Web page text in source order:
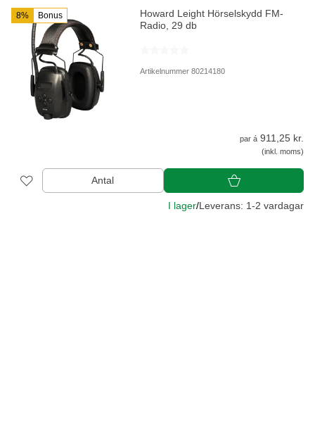
8% Bonus
Howard Leight Hörselskydd FM-
Radio, 29 db
Artikelnummer 80214180
par á 911,25 kr.
(inkl. moms)
Antal
I lager/Leverans: 1-2 vardagar